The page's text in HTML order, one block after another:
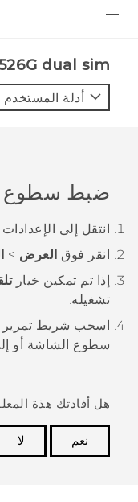
VIVE
VIVERSE
البرامج + التطبيقات
الدعم
أجهزة HTC والملحقات
dual sim‎
أدلة المستخدم
ضبط سطوع
انتقل إلى الإعدادات
انقر فوق العرض >
إذا تم تمكين خيار
تشغيله.
اسحب شريط تمرير
سطوع الشاشة أو
هل أفادتك هذة
نعم
لا